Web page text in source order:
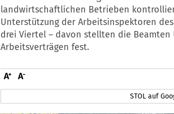
landwirtschaftlichen Betrieben
Unterstützung der Arbeitsinspektoren
drei Viertel – davon stellten die Beamten
Arbeitsverträgen fest.
STOL auf